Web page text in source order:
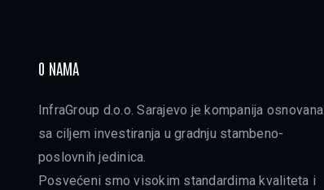
O NAMA
InfraGroup d.o.o. Sarajevo je kompanija osnovana
sa ciljem investiranja u gradnju stambeno-
poslovnih jedinica.
Posvećeni smo visokim standardima kvaliteta i